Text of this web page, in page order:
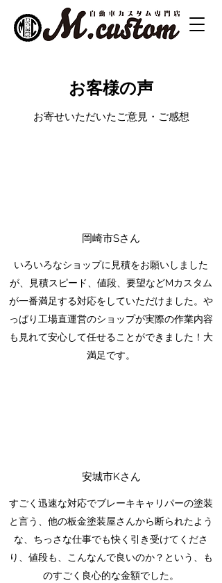
お客様の声
お寄せいただいたご意見・ご感想
岡崎市Sさん
いろいろなショップに見積をお願いしました
が、見積スピード、値段、要望などMカスタム
が一番満足する対応をしていただけました。や
っぱり工場直運営のショップが実際の作業内容
も見れて安心して任せることができました！大
満足です。
安城市Kさん
すごく迅速な対応でブレーキキャリパーの塗装
と言う、他の板金塗装屋さんから断られたよう
な、ちっさな仕事でも快く引き受けてくださ
り、値段も、こんなんで良いのか？という、も
のすごく良心的な金額でした。